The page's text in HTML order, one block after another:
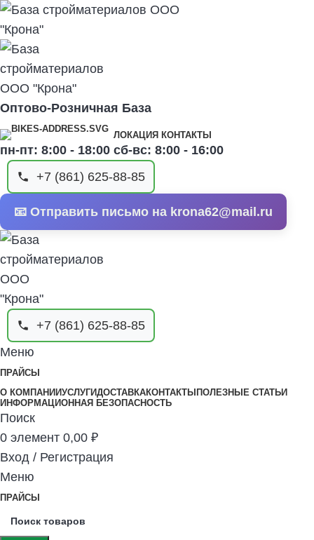
Оптово-Розничная База
ЛОКАЦИЯ КОНТАКТЫ
пн-пт: 8:00 - 18:00 сб-вс: 8:00 - 16:00
+7 (861) 625-88-85
📧 Отправить письмо на krona62@mail.ru
+7 (861) 625-88-85
Меню
ПРАЙСЫ
О КОМПАНИИУСЛУГИДОСТАВКАКОНТАКТЫ ПОЛЕЗНЫЕ СТАТЬИ
ИНФОРМАЦИОННАЯ БЕЗОПАСНОСТЬ
Поиск
0 элемент 0,00 ₽
Вход / Регистрация
Меню
ПРАЙСЫ